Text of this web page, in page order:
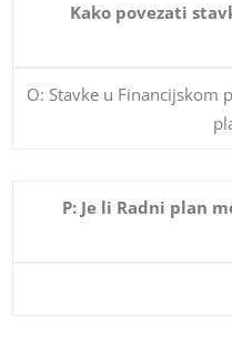
Kako povezati
O: Stavke u Financijskom
P: Je li Radni plan